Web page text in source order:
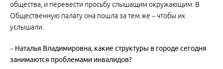
общества, и перевести просьбу слышащим окружающим. В
Общественную палату она пошла за тем же – чтобы их
услышали.
– Наталья Владимировна, какие структуры в городе сегодня
занимаются проблемами инвалидов?